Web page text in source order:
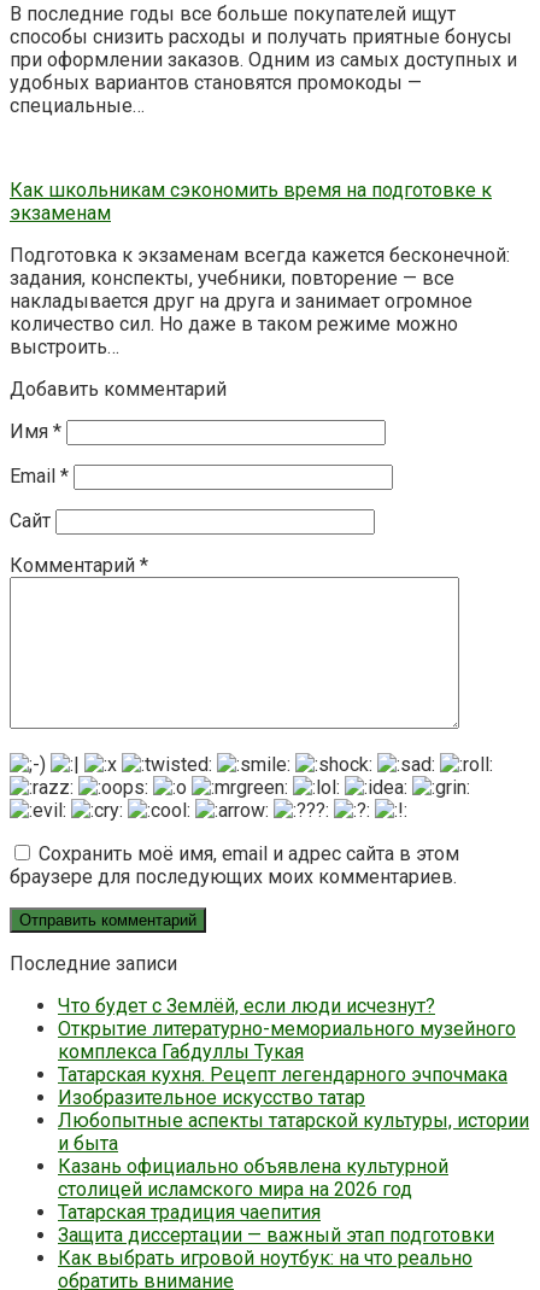
В последние годы все больше покупателей ищут
способы снизить расходы и получать приятные бонусы
при оформлении заказов. Одним из самых доступных и
удобных вариантов становятся промокоды —
специальные…
Как школьникам сэкономить время на подготовке к
экзаменам
Подготовка к экзаменам всегда кажется бесконечной:
задания, конспекты, учебники, повторение — все
накладывается друг на друга и занимает огромное
количество сил. Но даже в таком режиме можно
выстроить…
Добавить комментарий
Имя *
Email *
Сайт
Комментарий *
Сохранить моё имя, email и адрес сайта в этом
браузере для последующих моих комментариев.
Последние записи
Что будет с Землёй, если люди исчезнут?
Открытие литературно-мемориального музейного
комплекса Габдуллы Тукая
Татарская кухня. Рецепт легендарного эчпочмака
Изобразительное искусство татар
Любопытные аспекты татарской культуры, истории
и быта
Казань официально объявлена культурной
столицей исламского мира на 2026 год
Татарская традиция чаепития
Защита диссертации — важный этап подготовки
Как выбрать игровой ноутбук: на что реально
обратить внимание